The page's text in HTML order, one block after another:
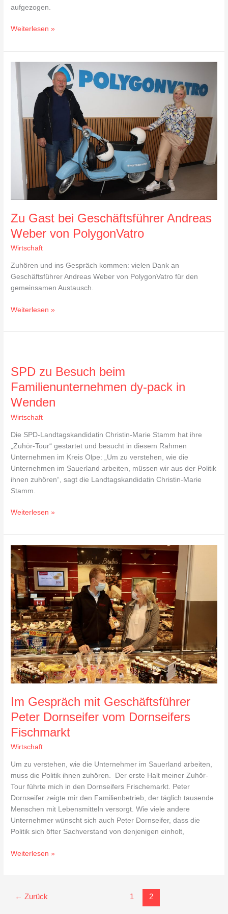
aufgezogen.
Weiterlesen »
Zu Gast bei Geschäftsführer Andreas
Weber von PolygonVatro
Wirtschaft
Zuhören und ins Gespräch kommen: vielen Dank an
Geschäftsführer Andreas Weber von PolygonVatro für den
gemeinsamen Austausch.
Zu
bei
Geschäftsführer
Andreas
Weber
PolygonVatro
Weiterlesen »
SPD zu Besuch beim
Familienunternehmen dy-pack in
Wenden
Wirtschaft
Die SPD-Landtagskandidatin Christin-Marie Stamm hat ihre
„Zuhör-Tour“ gestartet und besucht in diesem Rahmen
Unternehmen im Kreis Olpe: „Um zu verstehen, wie die
Unternehmen im Sauerland arbeiten, müssen wir aus der Politik
ihnen zuhören“, sagt die Landtagskandidatin Christin-Marie
Stamm.
Besuch
beim
Familienunternehmen
dy-
pack
Wenden
Weiterlesen »
Im Gespräch mit Geschäftsführer
Peter Dornseifer vom Dornseifers
Fischmarkt
Wirtschaft
Um zu verstehen, wie die Unternehmer im Sauerland arbeiten,
muss die Politik ihnen zuhören. Der erste Halt meiner Zuhör-
Tour führte mich in den Dornseifers Frischemarkt. Peter
Dornseifer zeigte mir den Familienbetrieb, der täglich tausende
Menschen mit Lebensmitteln versorgt. Wie viele andere
Unternehmer wünscht sich auch Peter Dornseifer, dass die
Politik sich öfter Sachverstand von denjenigen einholt,
Im
Gespräch
mit
Geschäftsführer
Peter
Dornseifer
vom
Dornseifers
Fischmarkt
Weiterlesen »
← Zurück 1 2